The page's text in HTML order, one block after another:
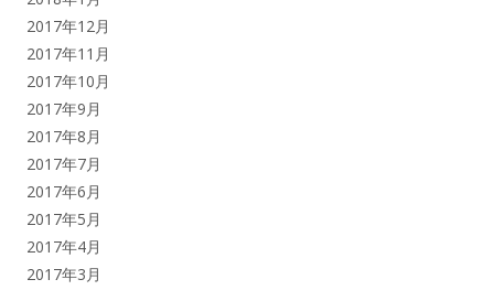
2017年12月
2017年11月
2017年10月
2017年9月
2017年8月
2017年7月
2017年6月
2017年5月
2017年4月
2017年3月